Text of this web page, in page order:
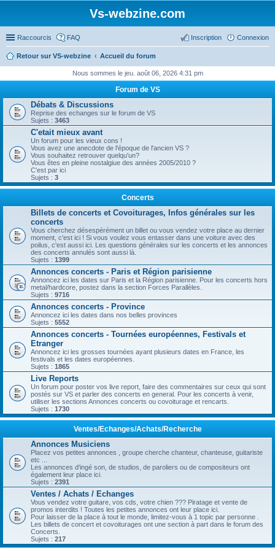
Vs-webzine.com
Raccourcis FAQ Connexion
Inscription
Retour sur VS-webzine Accueil du forum
Nous sommes le jeu. août 06, 2026 4:31 pm
Forum de VS
Débats & Discussions
Reprise des echanges sur le forum de VS
Sujets : 3463
C'etait mieux avant
Un forum pour les vieux cons !
Vous avez une anecdote de l'époque de l'ancien VS ?
Vous souhaitez retrouver quelqu'un?
Vous êtes en pleine nostalgiue des années 2005/2010 ?
C'est par ici
Sujets : 3
Concerts
Billets de concerts et Covoiturages, Infos générales sur les
concerts
Vous cherchez désespérément un billet ou vous vendez votre place au dernier
moment, c'est ici ! Si vous voulez vous entasser dans une voiture avec des
poilus, c'est aussi ici. Les questions générales sur les concerts et les annonces
des concerts annulés sont aussi là.
Sujets : 1399
Annonces concerts - Paris et Région parisienne
Annoncez ici les dates sur Paris et la Région parisienne. Pour les concerts hors
metal/hardcore, postez dans la section Forces Parallèles.
Sujets : 9716
Annonces concerts - Province
Annoncez ici les dates dans nos belles provinces
Sujets : 5552
Annonces concerts - Tournées européennes, Festivals et
Etranger
Annoncez ici les grosses tournées ayant plusieurs dates en France, les
festivals et les dates européennes.
Sujets : 1865
Live Reports
Un forum pour poster vos live report, faire des commentaires sur ceux qui sont
postés sur VS et parler des concerts en general. Pour les concerts à venir,
utiliser les sections Annonces concerts ou covoiturage et rencarts.
Sujets : 1730
Ventes/Echanges/Achats/Recherche
Annonces Musiciens
Placez vos petites annonces , groupe cherche chanteur, chanteuse, guitariste
etc ...
Les annonces d'ingé son, de studios, de paroliers ou de compositeurs ont
également leur place ici.
Sujets : 2391
Ventes / Achats / Echanges
Vous vendez votre guitare, vos cds, votre chien ??? Piratage et vente de
promos interdits ! Toutes les petites annonces ont leur place ici.
Pour laisser de la place à tout le monde, limitez-vous à 1 topic par personne .
Les billets de concert et covoiturages ont une section à part dans le forum des
Concerts.
Sujets : 217